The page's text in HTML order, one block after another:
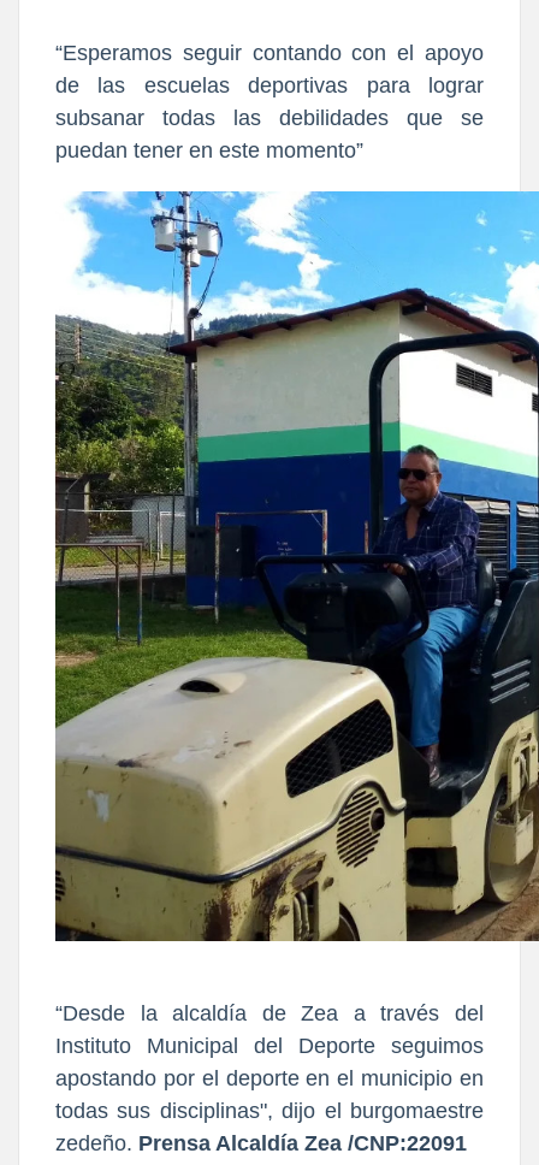
“Esperamos seguir contando con el apoyo
de las escuelas deportivas para lograr
subsanar todas las debilidades que se
puedan tener en este momento”
“Desde la alcaldía de Zea a través del
Instituto Municipal del Deporte seguimos
apostando por el deporte en el municipio en
todas sus disciplinas", dijo el burgomaestre
zedeño. Prensa Alcaldía Zea /CNP:22091